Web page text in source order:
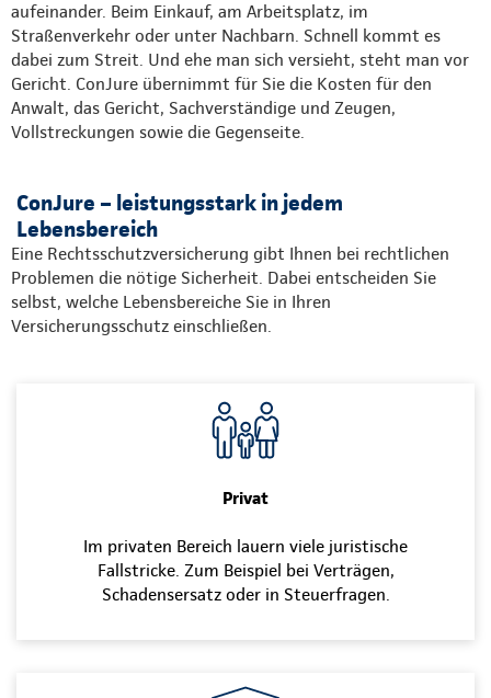
aufeinander. Beim Einkauf, am Arbeitsplatz, im
Straßenverkehr oder unter Nachbarn. Schnell kommt es
dabei zum Streit. Und ehe man sich versieht, steht man vor
Gericht. ConJure übernimmt für Sie die Kosten für den
Anwalt, das Gericht, Sachverständige und Zeugen,
Vollstreckungen sowie die Gegenseite.
ConJure – leistungsstark in jedem
Lebensbereich
Eine Rechtsschutzversicherung gibt Ihnen bei rechtlichen
Problemen die nötige Sicherheit. Dabei entscheiden Sie
selbst, welche Lebensbereiche Sie in Ihren
Versicherungsschutz einschließen.
Privat
Im privaten Bereich lauern viele juristische
Fallstricke. Zum Beispiel bei Verträgen,
Schadensersatz oder in Steuerfragen.